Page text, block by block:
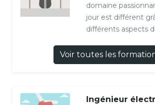
domaine
jour est différent
différents aspects
Voir toutes les
Ingénieur